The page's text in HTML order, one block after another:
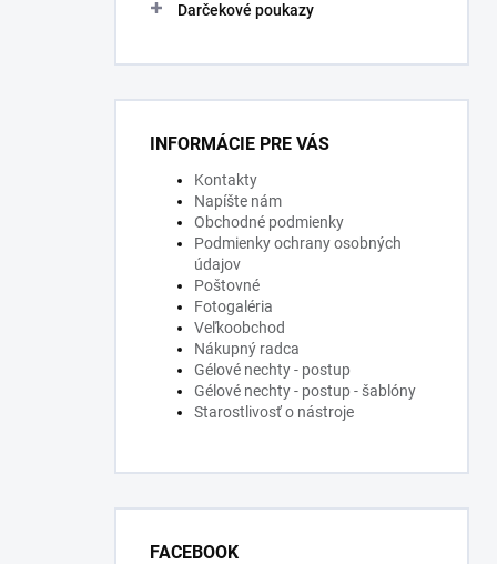
Darčekové poukazy
INFORMÁCIE PRE VÁS
Kontakty
Napíšte nám
Obchodné podmienky
Podmienky ochrany osobných
údajov
Poštovné
Fotogaléria
Veľkoobchod
Nákupný radca
Gélové nechty - postup
Gélové nechty - postup - šablóny
Starostlivosť o nástroje
FACEBOOK